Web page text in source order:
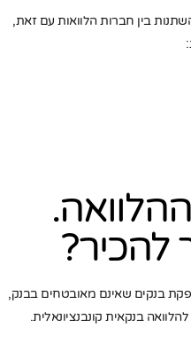
בין חברות הלוואות עם זאת,
להכיר?
בנקים שאינם מאובטחים בבנק,
בנקאית קונבנציונאלית.